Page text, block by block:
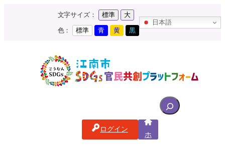
文字サイズ： 標準 大
色： 標準 青 黄 黒
日本語
a
r
ログイン
ホ